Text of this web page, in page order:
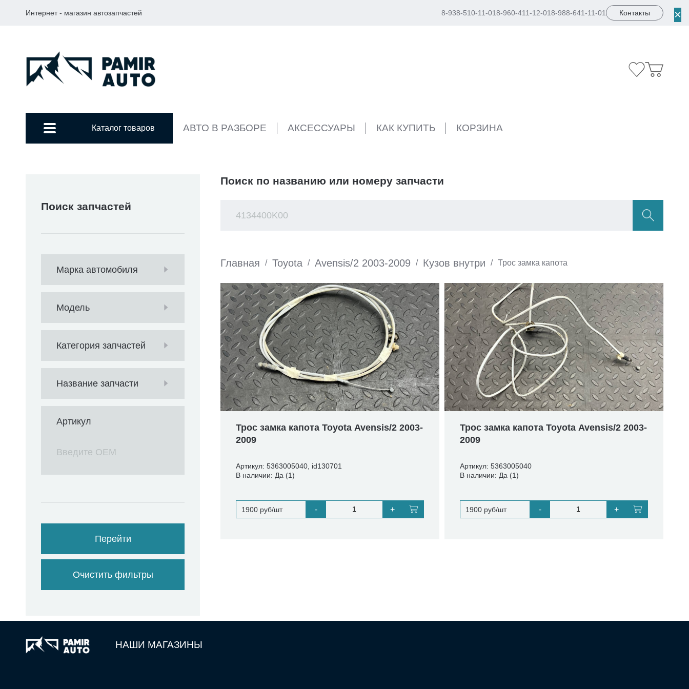
Интернет - магазин автозапчастей 8-938-510-11-018-960-411-12-018-988-641-11-01 Контакты
Каталог товаров АВТО В РАЗБОРЕ АКСЕССУАРЫ КАК КУПИТЬ КОРЗИНА
×
Поиск запчастей
Марка автомобиля
Модель
Категория запчастей
Название запчасти
Артикул
Перейти
Очистить фильтры
Поиск по названию или номеру запчасти
Главная / Toyota / Avensis/2 2003-2009 / Кузов внутри / Трос замка капота
Трос замка капота Toyota Avensis/2 2003-
2009
Артикул: 5363005040, id130701
В наличии: Да (1)
1900 руб/шт - +
Трос замка капота Toyota Avensis/2 2003-
2009
Артикул: 5363005040
В наличии: Да (1)
1900 руб/шт - +
НАШИ МАГАЗИНЫ